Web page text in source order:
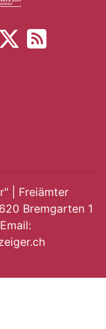
| Freiämter
Bremgarten 1